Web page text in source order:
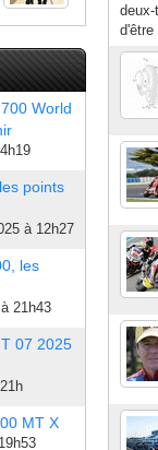
World
points
à 12h27
les
21h43
07 2025
MT X